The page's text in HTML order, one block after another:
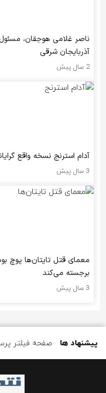
ناصر غلامی هوجقان،
آذربایجان شرقی
2 سال پیش
آدام استرنج نسخه واقع
3 سال پیش
معمای قتل تایتان‌ها پوچ
برجسته می‌کند
3 سال پیش
پیشنهاد ها صفحه فیلتر